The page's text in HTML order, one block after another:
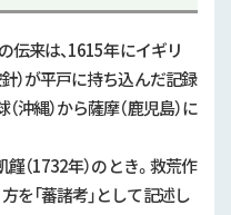
来は、1615年にイギリ
）が平戸に持ち込んだ記録
沖縄）から薩摩（鹿児島）に
（1732年）のとき。救荒作
を「蕃諸考」として記述し